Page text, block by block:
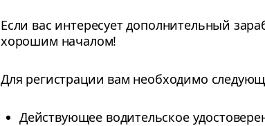
Если вас интересует дополнительный
хорошим началом!
Для регистрации вам необходимо
Действующее водительское